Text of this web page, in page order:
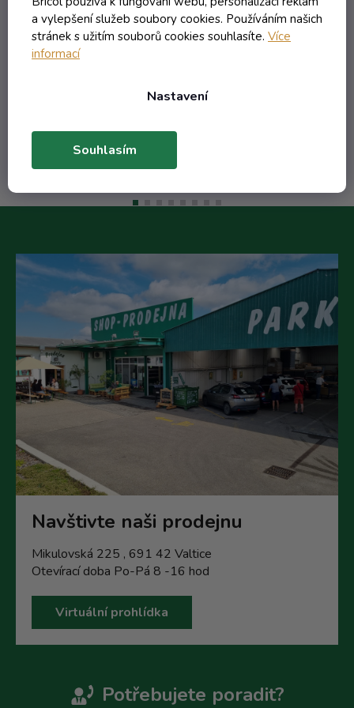
a vylepšení služeb soubory cookies. Používáním našich
stránek s užitím souborů cookies souhlasíte. Více
informací
Nastavení
Souhlasím
20,49 Kč včetně DPH
Navštivte naši prodejnu
Mikulovská 225 , 691 42 Valtice
Otevírací doba Po-Pá 8 -16 hod
Virtuální prohlídka
Potřebujete poradit?